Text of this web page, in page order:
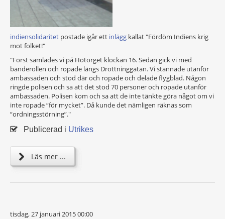
indiensolidaritet postade igår ett inlägg kallat "Fördöm Indiens krig
mot folket!"
"Först samlades vi på Hötorget klockan 16. Sedan gick vi med
banderollen och ropade längs Drottninggatan. Vi stannade utanför
ambassaden och stod där och ropade och delade flygblad. Någon
ringde polisen och sa att det stod 70 personer och ropade utanför
ambassaden. Polisen kom och sa att de inte tänkte göra något om vi
inte ropade “för mycket”. Då kunde det nämligen räknas som
“ordningsstörning”."
Publicerad i Utrikes
Läs mer ...
tisdag, 27 januari 2015 00:00